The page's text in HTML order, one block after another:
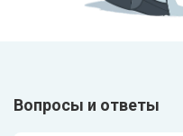
Вопросы и ответы